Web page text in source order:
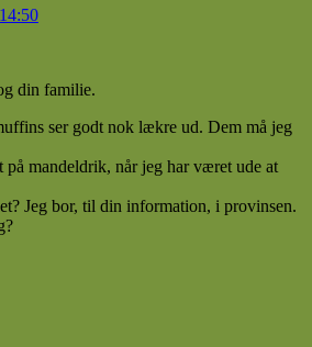
din familie.
ser godt nok lækre ud. Dem må jeg
på mandeldrik, når jeg har været ude at
Jeg bor, til din information, i provinsen.